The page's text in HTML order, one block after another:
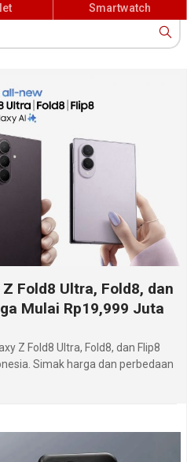
Smartwatch
Fold8 Ultra, Fold8, dan
Mulai Rp19,999 Juta
Z Fold8 Ultra, Fold8, dan Flip8
Simak harga dan perbedaan